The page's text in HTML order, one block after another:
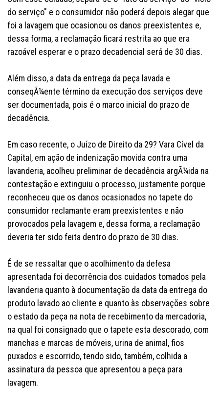
do serviço" e o consumidor não poderá depois alegar que
foi a lavagem que ocasionou os danos preexistentes e,
dessa forma, a reclamação ficará restrita ao que era
razoável esperar e o prazo decadencial será de 30 dias.
Além disso, a data da entrega da peça lavada e
conseqÃ¼ente término da execução dos serviços deve
ser documentada, pois é o marco inicial do prazo de
decadência.
Em caso recente, o Juízo de Direito da 29? Vara Cível da
Capital, em ação de indenização movida contra uma
lavanderia, acolheu preliminar de decadência argÃ¼ida na
contestação e extinguiu o processo, justamente porque
reconheceu que os danos ocasionados no tapete do
consumidor reclamante eram preexistentes e não
provocados pela lavagem e, dessa forma, a reclamação
deveria ter sido feita dentro do prazo de 30 dias.
É de se ressaltar que o acolhimento da defesa
apresentada foi decorrência dos cuidados tomados pela
lavanderia quanto à documentação da data da entrega do
produto lavado ao cliente e quanto às observações sobre
o estado da peça na nota de recebimento da mercadoria,
na qual foi consignado que o tapete esta descorado, com
manchas e marcas de móveis, urina de animal, fios
puxados e escorrido, tendo sido, também, colhida a
assinatura da pessoa que apresentou a peça para
lavagem.